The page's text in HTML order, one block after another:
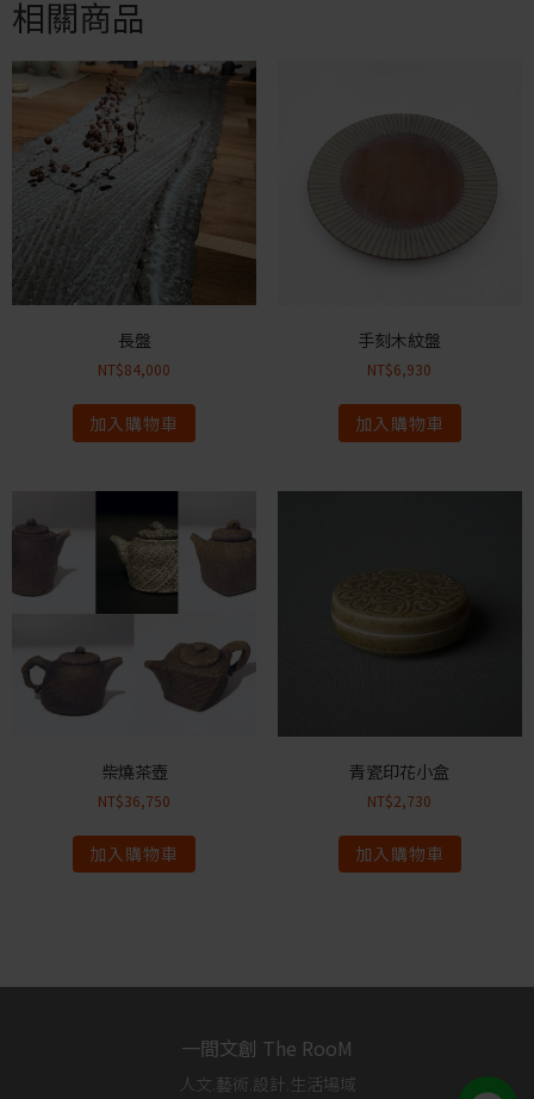
相關商品
長盤
NT$84,000
加入購物車
手刻木紋盤
NT$6,930
加入購物車
柴燒茶壺
NT$36,750
加入購物車
青瓷印花小盒
NT$2,730
加入購物車
一間文創 The RooM
人文.藝術.設計.生活場域